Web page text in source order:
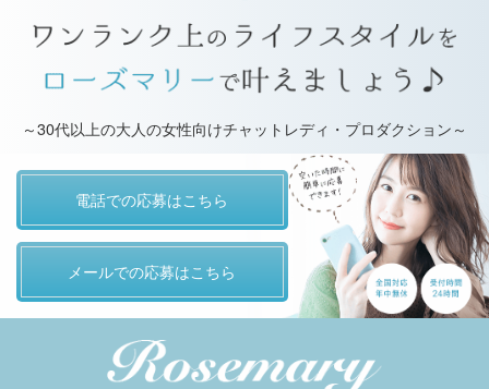
～30代以上の大人の女性向けチャットレディ・プロダクション～
電話での応募はこちら
メールでの応募はこちら